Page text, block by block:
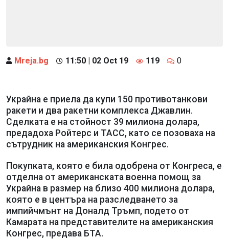
Mreja.bg 11:50 | 02 Oct 19 119 0
Украйна е приела да купи 150 противотанкови
ракети и два ракетни комплекса Джавлин.
Сделката е на стойност 39 милиона долара,
предадоха Ройтерс и ТАСС, като се позоваха на
сътрудник на американския Конгрес.
Покупката, която е била одобрена от Конгреса, е
отделна от американската военна помощ за
Украйна в размер на близо 400 милиона долара,
която е в центъра на разследването за
импийчмънт на Доналд Тръмп, подето от
Камарата на представителите на американския
Конгрес, предава БТА.